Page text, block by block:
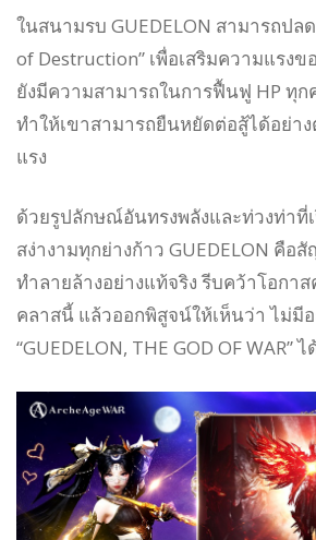
ในสนามรบ GUEDELON สามารถปล
of Destruction” เพื่อเสริมความแรง
ยังมีความสามารถในการฟื้นฟู HP ทุก
ทำให้เขาสามารถยืนหยัดต่อสู้ได้อย่า
แรง
ด้วยรูปลักษณ์อันทรงพลังและท่วงท่าที่
สง่างามทุกย่างก้าว GUEDELON คื
ทำลายล้างอย่างแท้จริง รีบคว้าโอกา
คลาสนี้ แล้วออกพิสูจน์ให้เห็นว่า ไม่มี
“GUEDELON, THE GOD OF WAR”